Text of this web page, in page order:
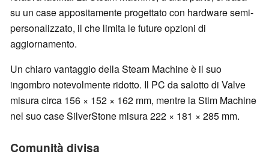
su un case appositamente progettato con hardware semi-
personalizzato, il che limita le future opzioni di
aggiornamento.
Un chiaro vantaggio della Steam Machine è il suo
ingombro notevolmente ridotto. Il PC da salotto di Valve
misura circa 156 × 152 × 162 mm, mentre la Stim Machine
nel suo case SilverStone misura 222 × 181 × 285 mm.
Comunità divisa